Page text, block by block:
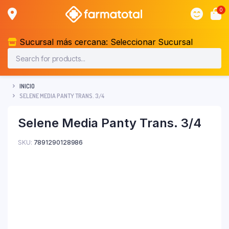
0
Sucursal más cercana: Seleccionar Sucursal
INICIO
SELENE MEDIA PANTY TRANS. 3/4
Selene Media Panty Trans. 3/4
SKU: 7891290128986